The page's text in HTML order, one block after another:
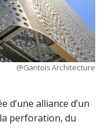
@Gantois Architecture
d’une alliance d’un
perforation, du